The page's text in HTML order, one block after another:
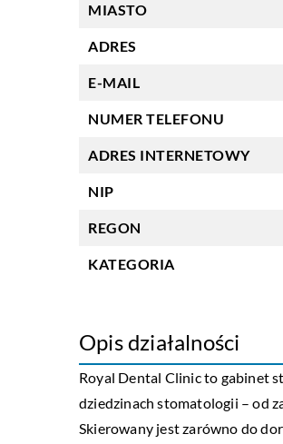
MIASTO
ADRES
E-MAIL
NUMER TELEFONU
ADRES INTERNETOWY
NIP
REGON
KATEGORIA
Opis działalności
Royal Dental Clinicto gabinet
dziedzinach stomatologii – od
Skierowany jest zarówno do